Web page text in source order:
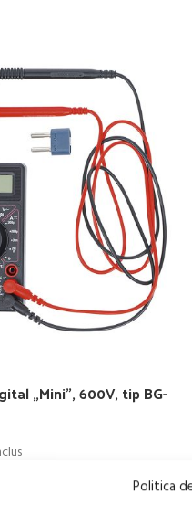
Politica
„Mini”, 600V, tip BG-